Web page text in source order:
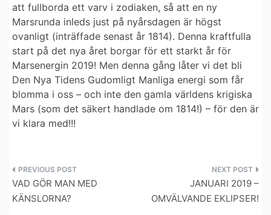
att fullborda ett varv i zodiaken, så att en ny
Marsrunda inleds just på nyårsdagen är högst
ovanligt (inträffade senast år 1814). Denna kraftfulla
start på det nya året borgar för ett starkt år för
Marsenergin 2019! Men denna gång låter vi det bli
Den Nya Tidens Gudomligt Manliga energi som får
blomma i oss – och inte den gamla världens krigiska
Mars (som det säkert handlade om 1814!) – för den är
vi klara med!!!
Inläggsnavigering
VAD GÖR MAN MED
KÄNSLORNA?
JANUARI 2019 –
OMVÄLVANDE EKLIPSER!